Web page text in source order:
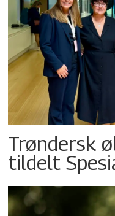
Trøndersk
tildelt